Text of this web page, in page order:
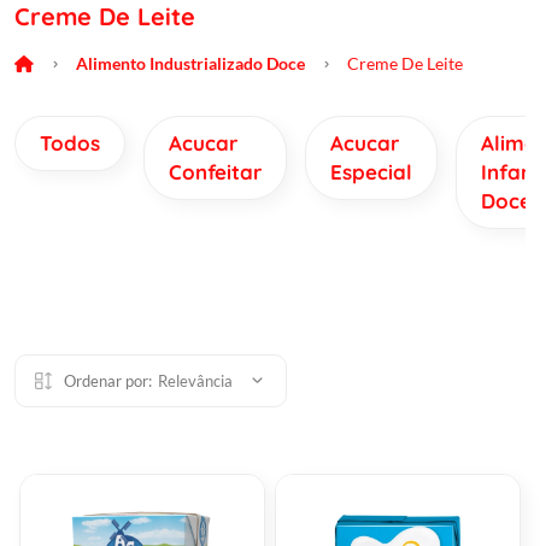
Creme De Leite
Alimento Industrializado Doce Creme De Leite
Todos
Acucar
Confeitar
Acucar
Especial
Doce
Ordenar por: Relevância